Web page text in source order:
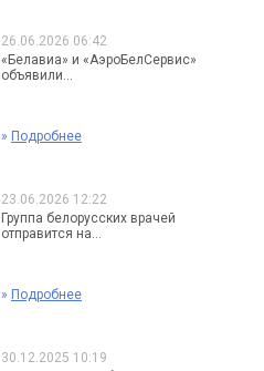
26.06.2026 06:42
«Белавиа» и «АэроБелСервис»
объявили...
» Подробнее
23.06.2026 12:22
Группа белорусских врачей
отправится на...
» Подробнее
30.12.2025 10:19